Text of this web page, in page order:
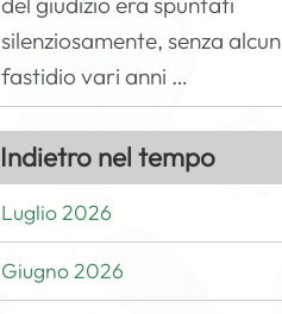
silenziosamente, senza alcun
fastidio vari anni …
Indietro nel tempo
Luglio 2026
Giugno 2026